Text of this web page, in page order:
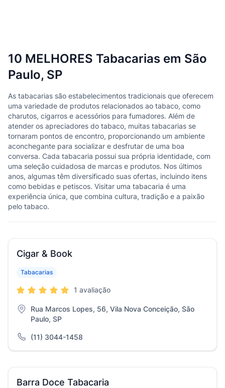
10 MELHORES Tabacarias em São
Paulo, SP
As tabacarias são estabelecimentos tradicionais que oferecem
uma variedade de produtos relacionados ao tabaco, como
charutos, cigarros e acessórios para fumadores. Além de
atender os apreciadores do tabaco, muitas tabacarias se
tornaram pontos de encontro, proporcionando um ambiente
aconchegante para socializar e desfrutar de uma boa
conversa. Cada tabacaria possui sua própria identidade, com
uma seleção cuidadosa de marcas e produtos. Nos últimos
anos, algumas têm diversificado suas ofertas, incluindo itens
como bebidas e petiscos. Visitar uma tabacaria é uma
experiência única, que combina cultura, tradição e a paixão
pelo tabaco.
Cigar & Book
Tabacarias
1 avaliação
Rua Marcos Lopes, 56, Vila Nova Conceição, São
Paulo, SP
(11) 3044-1458
Barra Doce Tabacaria